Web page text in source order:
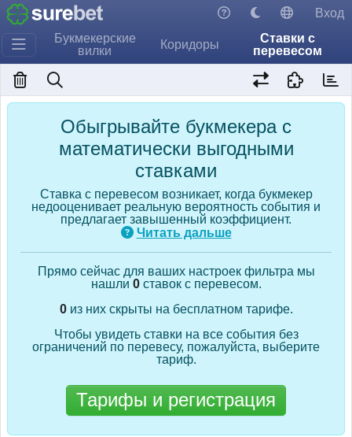
Букмекерские
вилки
Коридоры
Ставки с
перевесом
Вход
Обыгрывайте букмекера с
математически выгодными
ставками
Ставка с перевесом возникает, когда букмекер
недооценивает реальную вероятность события и
предлагает завышенный коэффициент.
Читать дальше
Прямо сейчас для ваших настроек фильтра мы
нашли 0ставок с перевесом.
0из них скрыты на бесплатном тарифе.
Чтобы увидеть ставки на все события без
ограничений по перевесу, пожалуйста, выберите
тариф.
Тарифы и регистрация